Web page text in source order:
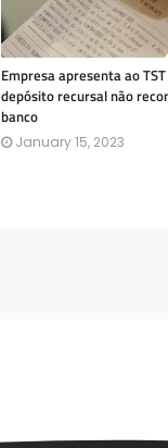
Empresa apresenta ao
depósito recursal não
banco
January 15, 2023